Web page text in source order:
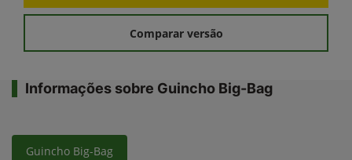
Comparar versão
Informações sobre Guincho Big-Bag
Guincho Big-Bag